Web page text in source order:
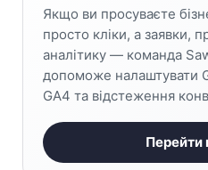
Якщо ви просуваєте
просто кліки, а заявки,
аналітику — команда
допоможе налаштувати
GA4 та відстеження
Перейти